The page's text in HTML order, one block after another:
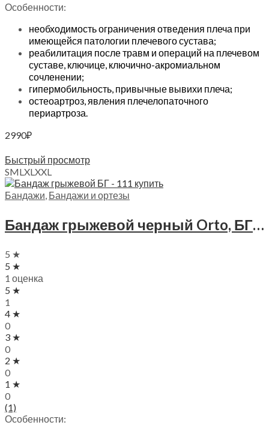
Особенности:
необходимость ограничения отведения плеча при
имеющейся патологии плечевого сустава;
реабилитация после травм и операций на плечевом
суставе, ключице, ключично-акромиальном
сочленении;
гипермобильность, привычные вывихи плеча;
остеоартроз, явления плечелопаточного
периартроза.
2990₽
Быстрый просмотр
SMLXLXXL
Бандажи, Бандажи и ортезы
Бандаж грыжевой черный Orto, БГ — 111
5 ★
5 ★
1 оценка
5 ★
1
4 ★
0
3 ★
0
2 ★
0
1 ★
0
(1)
Особенности: